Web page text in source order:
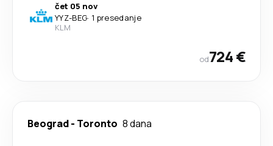
čet 05 nov
YYZ-BEG· 1 presedanje
KLM
od724 €
Beograd- Toronto 8 dana